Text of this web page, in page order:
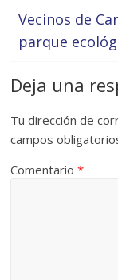
Vecinos de
parque
Deja una
Tu dirección de
campos
Comentario*